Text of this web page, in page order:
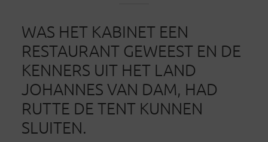
WAS HET KABINET EEN
RESTAURANT GEWEEST EN DE
KENNERS UIT HET LAND
JOHANNES VAN DAM, HAD
RUTTE DE TENT KUNNEN
SLUITEN.